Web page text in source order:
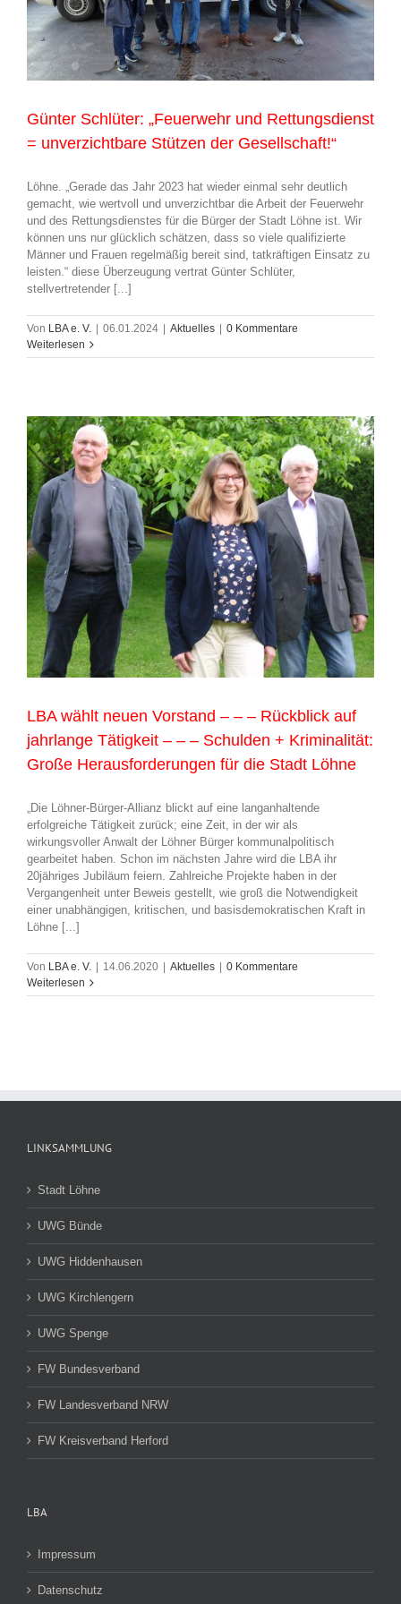
Günter Schlüter: „Feuerwehr und Rettungsdienst
= unverzichtbare Stützen der Gesellschaft!“
Löhne. „Gerade das Jahr 2023 hat wieder einmal sehr deutlich
gemacht, wie wertvoll und unverzichtbar die Arbeit der Feuerwehr
und des Rettungsdienstes für die Bürger der Stadt Löhne ist. Wir
können uns nur glücklich schätzen, dass so viele qualifizierte
Männer und Frauen regelmäßig bereit sind, tatkräftigen Einsatz zu
leisten.“ diese Überzeugung vertrat Günter Schlüter,
stellvertretender [...]
Von LBA e. V. 06.01.2024 Aktuelles
0 Kommentare
Weiterlesen
LBA wählt neuen Vorstand – – – Rückblick auf
jahrlange Tätigkeit – – – Schulden + Kriminalität:
Große Herausforderungen für die Stadt Löhne
„Die Löhner-Bürger-Allianz blickt auf eine langanhaltende
erfolgreiche Tätigkeit zurück; eine Zeit, in der wir als
wirkungsvoller Anwalt der Löhner Bürger kommunalpolitisch
gearbeitet haben. Schon im nächsten Jahre wird die LBA ihr
20jähriges Jubiläum feiern. Zahlreiche Projekte haben in der
Vergangenheit unter Beweis gestellt, wie groß die Notwendigkeit
einer unabhängigen, kritischen, und basisdemokratischen Kraft in
Löhne [...]
Von LBA e. V. 14.06.2020 Aktuelles
0 Kommentare
Weiterlesen
LINKSAMMLUNG
Stadt Löhne
UWG Bünde
UWG Hiddenhausen
UWG Kirchlengern
UWG Spenge
FW Bundesverband
FW Landesverband NRW
FW Kreisverband Herford
LBA
Impressum
Datenschutz